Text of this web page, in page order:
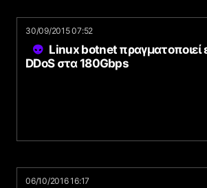
30/09/2015 07:52
Linux botnet πραγματοποιεί
DDoS στα 180Gbps
06/10/2016 16:17